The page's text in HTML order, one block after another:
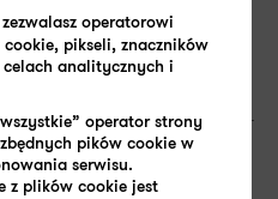
SHARE:
zezwalasz operatorowi
pikseli, znaczników
analitycznych i
operator strony
pików cookie w
serwisu.
z plików cookie jest